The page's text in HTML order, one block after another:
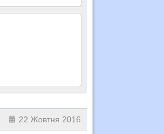
22 Жовтня 2016